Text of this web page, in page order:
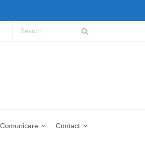
Comunicare Contact